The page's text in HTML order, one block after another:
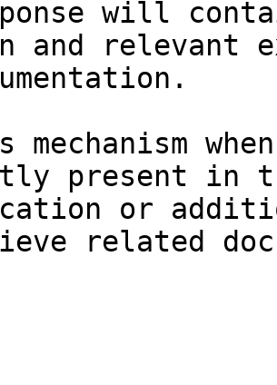
will
and relevant
mechanism
present in
or